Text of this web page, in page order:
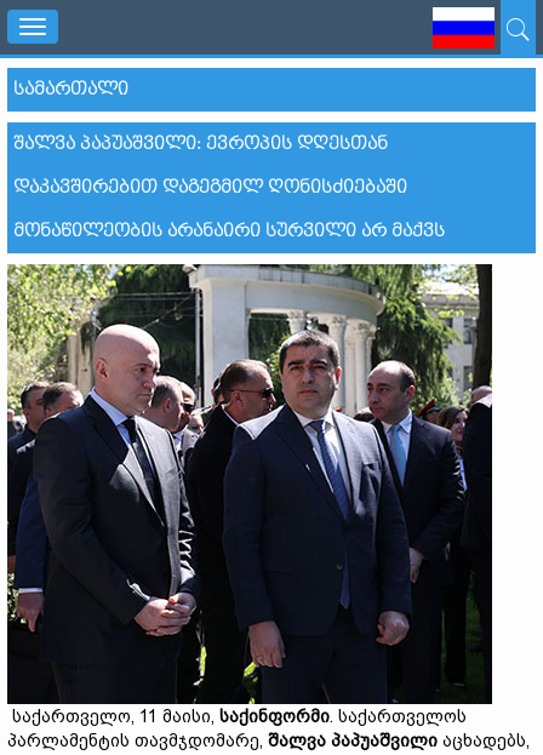
Toggle
navigation
ᲡᲐᲛᲐᲠᲗᲐᲚᲘ
ᲨᲐᲚᲕᲐ ᲞᲐᲞᲣᲐᲨᲕᲘᲚᲘ: ᲔᲕᲠᲝᲞᲘᲡ ᲓᲦᲔᲡᲗᲐᲜ
ᲓᲐᲙᲐᲕᲨᲘᲠᲔᲑᲘᲗ ᲓᲐᲒᲔᲒᲛᲘᲚ ᲦᲝᲜᲘᲡᲫᲘᲔᲑᲐᲨᲘ
ᲛᲝᲜᲐᲬᲘᲚᲔᲝᲑᲘᲡ ᲐᲠᲐᲜᲐᲘᲠᲘ ᲡᲣᲠᲕᲘᲚᲘ ᲐᲠ ᲛᲐᲥᲕᲡ
საქართველო, 11 მაისი, საქინფორმი. საქართველოს
პარლამენტის თავმჯდომარე, შალვა პაპუაშვილი აცხადებს,